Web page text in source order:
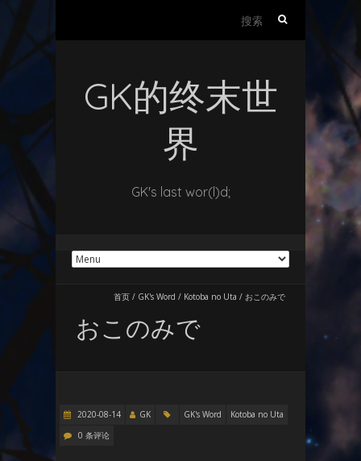
GK的终末世
界
GK's last wor(l)d;
首页 / GK's Word / Kotoba no Uta / おこのみで
おこのみで
2020-08-14 GK GK's Word
Kotoba no Uta
0 条评论